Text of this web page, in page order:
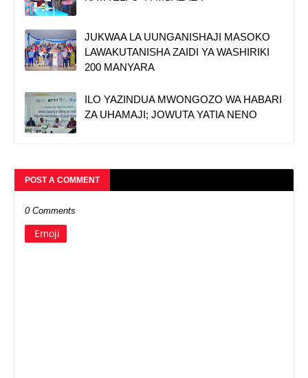
JUKWAA LA UUNGANISHAJI MASOKO
LAWAKUTANISHA ZAIDI YA WASHIRIKI
200 MANYARA
ILO YAZINDUA MWONGOZO WA HABARI
ZA UHAMAJI; JOWUTA YATIA NENO
POST A COMMENT
0 Comments
Emoji